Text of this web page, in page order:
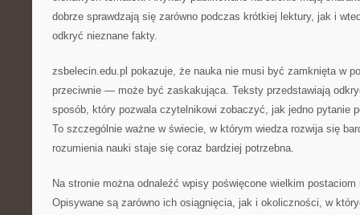
dobrze sprawdzają się zarówno podczas krótkiej lektury, jak i
odkryć nieznane fakty.
zsbelecin.edu.pl pokazuje, że nauka nie musi być zamknięta w
przeciwnie — może być zaskakująca. Teksty przedstawiają
sposób, który pozwala czytelnikowi zobaczyć, jak jedno pytanie
To szczególnie ważne w świecie, w którym wiedza rozwija się
rozumienia nauki staje się coraz bardziej potrzebna.
Na stronie można odnaleźć wpisy poświęcone wielkim
Opisywane są zarówno ich osiągnięcia, jak i okoliczności, w